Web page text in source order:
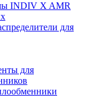
INDIV X AMR
для
для